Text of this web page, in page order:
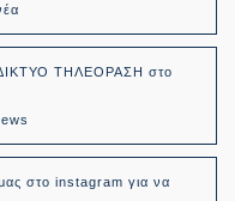
ΔΙΚΤΥΟ ΤΗΛΕΟΡΑΣΗ στο
στο instagram για να